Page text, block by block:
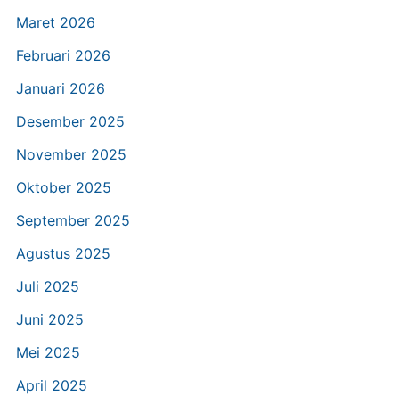
Maret 2026
Februari 2026
Januari 2026
Desember 2025
November 2025
Oktober 2025
September 2025
Agustus 2025
Juli 2025
Juni 2025
Mei 2025
April 2025